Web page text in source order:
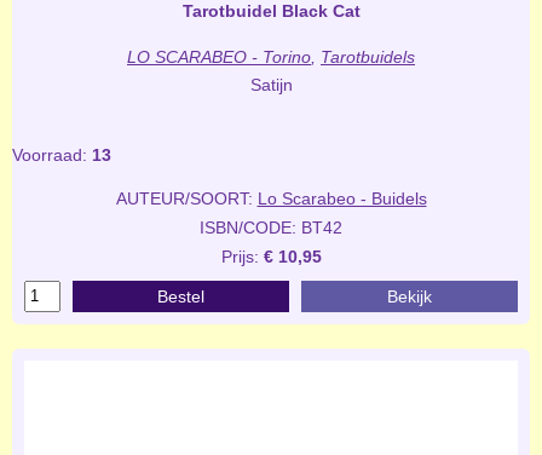
Tarotbuidel Black Cat
LO SCARABEO - Torino Tarotbuidels
Satijn
Voorraad: 13
AUTEUR/SOORT: Lo Scarabeo - Buidels
ISBN/CODE: BT42
Prijs: € 10,95
Bestel Bekijk